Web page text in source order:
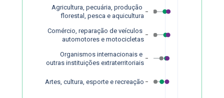
Artes, cultura, esporte e recreação
Organismos internacionais e
outras instituições extraterritoriais
Comércio, reparação de veículos
automotores e motocicletas
Agricultura, pecuária, produção
florestal, pesca e aquicultura